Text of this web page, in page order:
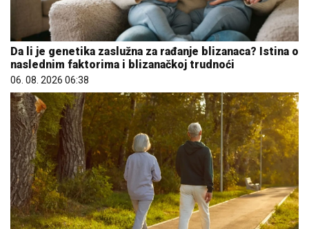
Da li je genetika zaslužna za rađanje blizanaca? Istina o
naslednim faktorima i blizanačkoj trudnoći
06. 08. 2026 06:38